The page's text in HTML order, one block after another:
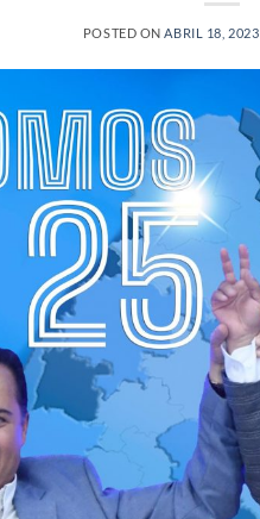
POSTED ONABRIL 18, 2023